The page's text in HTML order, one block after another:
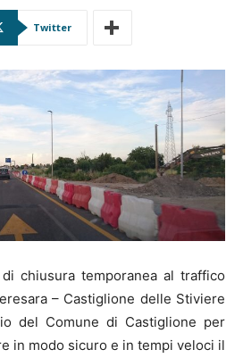
Twitter
di chiusura temporanea al traffico
– Castiglione delle Stiviere
del Comune di Castiglione per
in modo sicuro e in tempi veloci il